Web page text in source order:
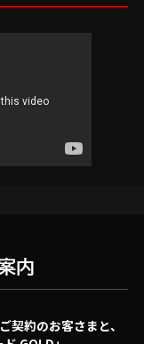
内
契約のお客さまと、